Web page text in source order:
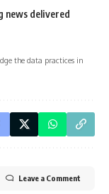
news delivered
the data practices in
Leave a Comment